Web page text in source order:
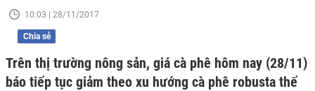
10:03 | 28/11/2017
Chia sẻ
Trên thị trường nông sản, giá cà phê hôm nay (28/11)
báo tiếp tục giảm theo xu hướng cà phê robusta thế